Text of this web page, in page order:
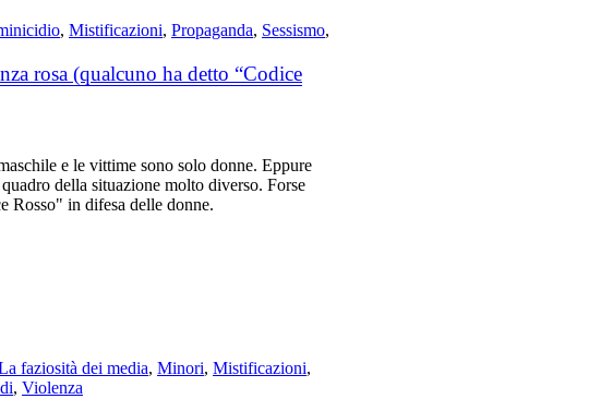
,Mistificazioni,Propaganda, Sessismo,
rosa (qualcuno ha detto “Codice
e le vittime sono solo donne. Eppure
della situazione molto diverso. Forse
Rosso" in difesa delle donne.
faziosità dei media,Minori,Mistificazioni,
,Violenza